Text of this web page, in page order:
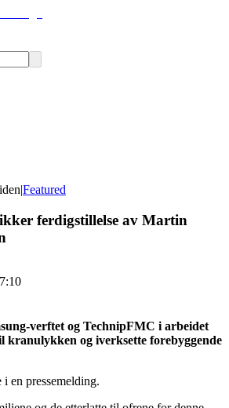
|Featured
ferdigstillelse av Martin
verftet og TechnipFMC i arbeidet
kranulykken og iverksette forebyggende
en pressemelding.